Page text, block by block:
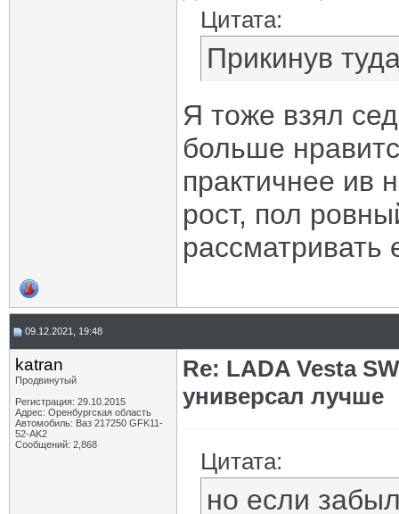
Цитата:
Прикинув
Я тоже взял
больше
практичнее ив
рост, пол
09.12.2021, 19:48
katran
Продвинутый
Регистрация: 29.10.2015
Адрес: Оренбургская область
Автомобиль: Ваз 217250 GFK11-
52-AK2
Сообщений: 2,868
Re: LADA Vesta
универсал лучше
Цитата:
но если